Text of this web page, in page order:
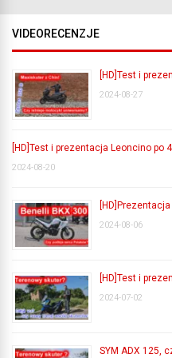
VIDEORECENZJE
[HD]Test i
2024-08-27
[HD]Test i prezentacja Leoncino po
2024-08-20
2024-08-06
[HD]Test i
2024-07-02
SYM ADX 125,